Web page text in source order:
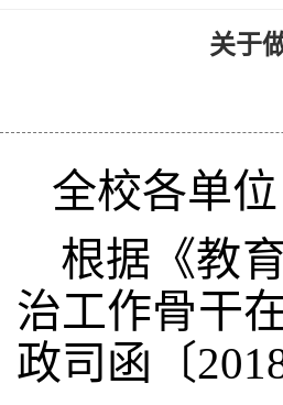
关于
全校各单位
根据《教
治工作骨干
政司函 〔